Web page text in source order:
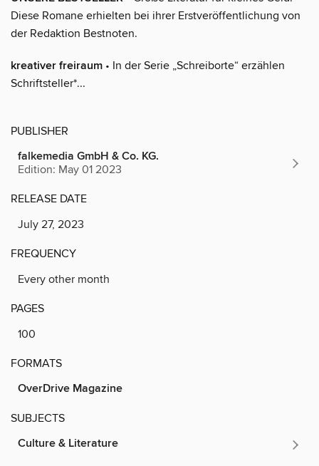
Diese Romane erhielten bei ihrer Erstveröffentlichung von
der Redaktion Bestnoten.
kreativer freiraum • In der Serie „Schreiborte“ erzählen
Schriftsteller*...
PUBLISHER
falkemedia GmbH & Co. KG.
Edition: May 01 2023
RELEASE DATE
July 27, 2023
FREQUENCY
Every other month
PAGES
100
FORMATS
OverDrive Magazine
SUBJECTS
Culture & Literature